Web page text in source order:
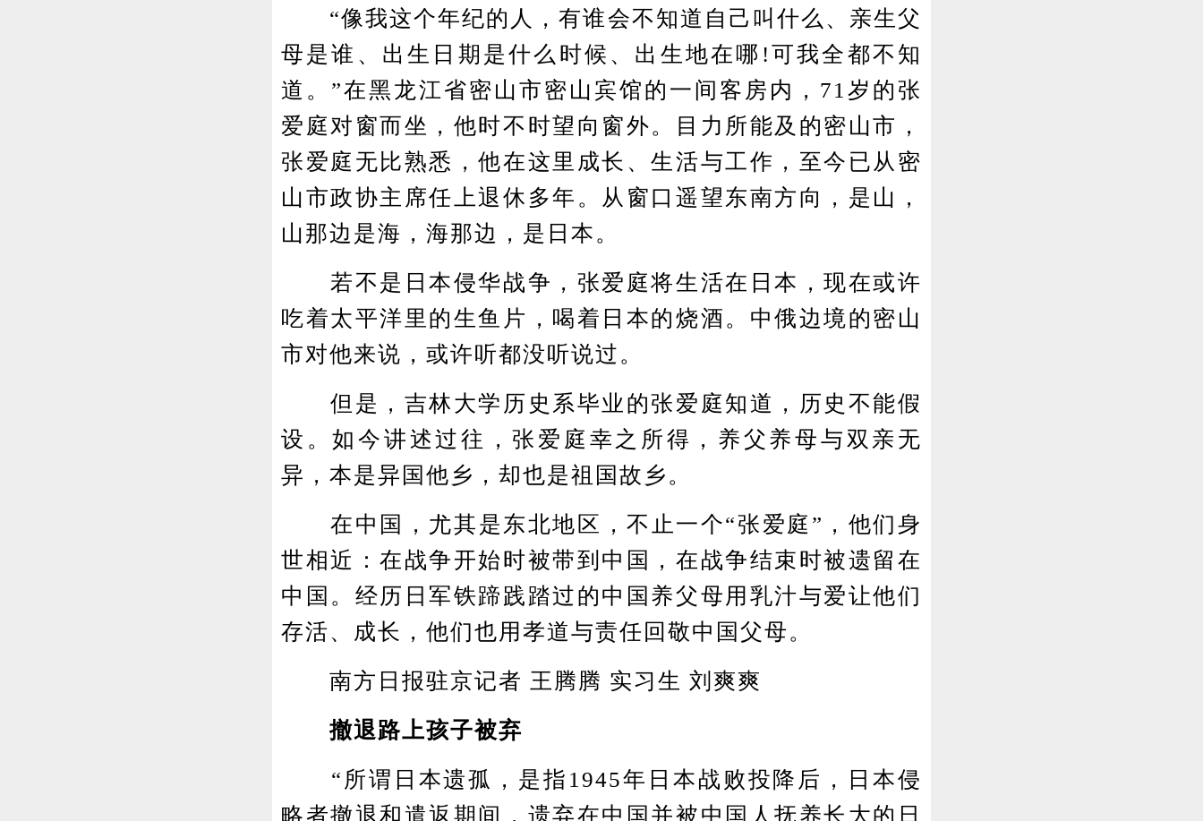
“像我这个年纪的人，有谁会不知道自己叫什么、亲生父
母是谁、出生日期是什么时候、出生地在哪!可我全都不知
道。”在黑龙江省密山市密山宾馆的一间客房内，71岁的张
爱庭对窗而坐，他时不时望向窗外。目力所能及的密山市，
张爱庭无比熟悉，他在这里成长、生活与工作，至今已从密
山市政协主席任上退休多年。从窗口遥望东南方向，是山，
山那边是海，海那边，是日本。
若不是日本侵华战争，张爱庭将生活在日本，现在或许
吃着太平洋里的生鱼片，喝着日本的烧酒。中俄边境的密山
市对他来说，或许听都没听说过。
但是，吉林大学历史系毕业的张爱庭知道，历史不能假
设。如今讲述过往，张爱庭幸之所得，养父养母与双亲无
异，本是异国他乡，却也是祖国故乡。
在中国，尤其是东北地区，不止一个“张爱庭”，他们身
世相近：在战争开始时被带到中国，在战争结束时被遗留在
中国。经历日军铁蹄践踏过的中国养父母用乳汁与爱让他们
存活、成长，他们也用孝道与责任回敬中国父母。
南方日报驻京记者 王腾腾 实习生 刘爽爽
撤退路上孩子被弃
“所谓日本遗孤，是指1945年日本战败投降后，日本侵
略者撤退和遣返期间，遗弃在中国并被中国人抚养长大的日